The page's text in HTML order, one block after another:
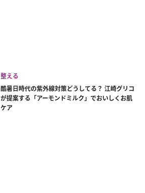
整える
酷暑日時代の紫外線対策どうしてる？ 江崎グリコ
が提案する「アーモンドミルク」でおいしくお肌
ケア